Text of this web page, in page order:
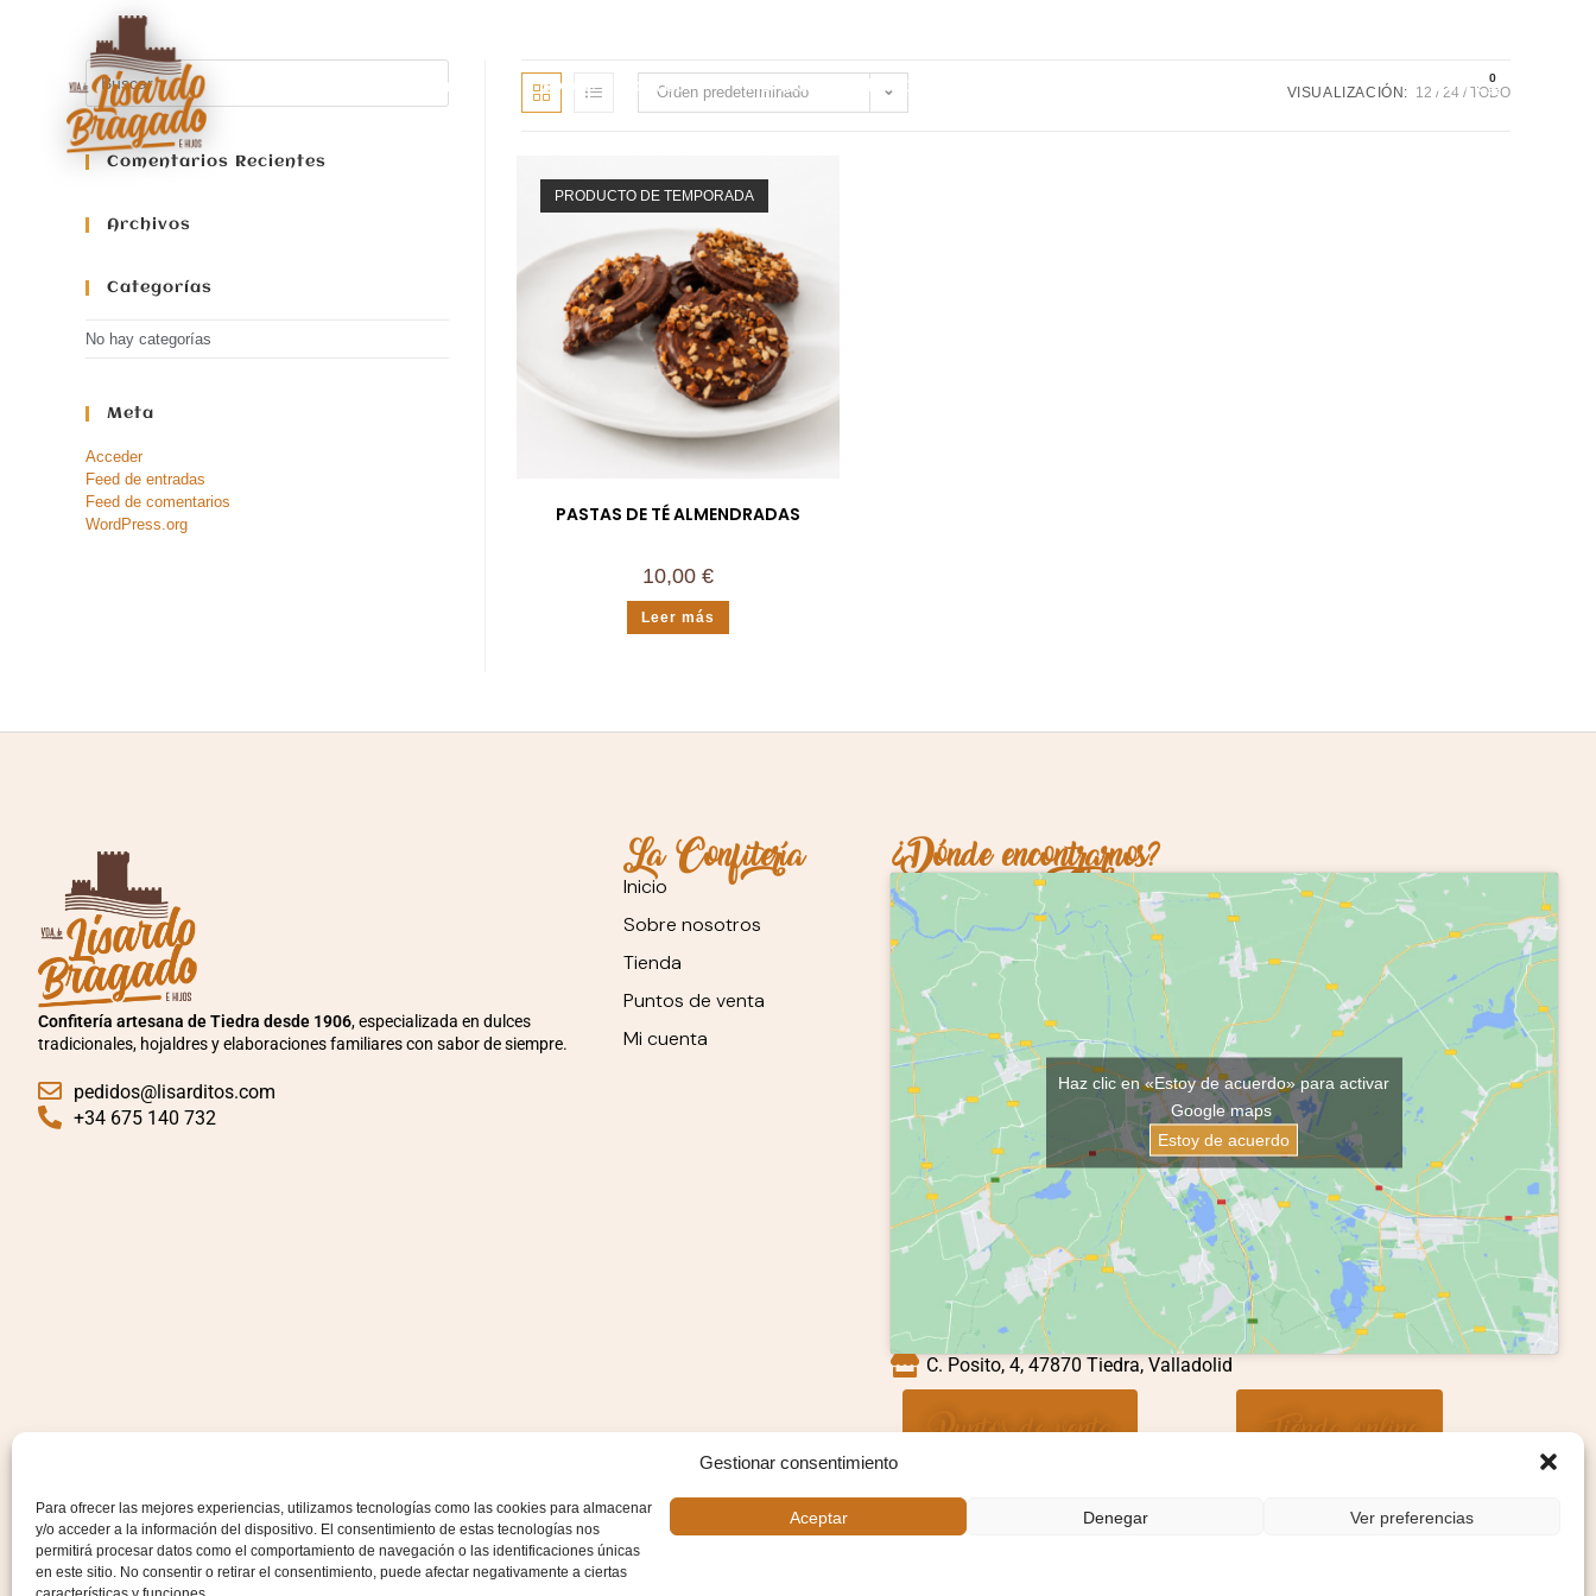
Gestionar consentimiento
Para ofrecer las mejores experiencias, utilizamos tecnologías como las cookies para almacenar
y/o acceder a la información del dispositivo. El consentimiento de estas tecnologías nos
permitirá procesar datos como el comportamiento de navegación o las identificaciones únicas
en este sitio. No consentir o retirar el consentimiento, puede afectar negativamente a ciertas
Aceptar Denegar Ver preferencias
Inicio Sobre Nosotros Tienda Puntos De Venta 0,00€ 0
Orden predeterminado VISUALIZACIÓN: 12 24 TODO
PRODUCTO DE TEMPORADA
PASTAS DE TÉ ALMENDRADAS
10,00€
Leer más
Comentarios Recientes
Archivos
Categorías
No hay categorías
Meta
Acceder
Feed de entradas
Feed de comentarios
WordPress.org
Confitería artesana de Tiedra desde 1906, especializada en dulces
tradicionales, hojaldres y elaboraciones familiares con sabor de siempre.
pedidos@lisarditos.com
+34 675 140 732
La Confitería
Inicio
Sobre nosotros
Tienda
Puntos de venta
Mi cuenta
¿Dónde encontrarnos?
Haz clic en «Estoy de acuerdo» para activar
Google maps
Estoy de acuerdo
C. Posito, 4, 47870 Tiedra, Valladolid
Puntos de venta Tienda online